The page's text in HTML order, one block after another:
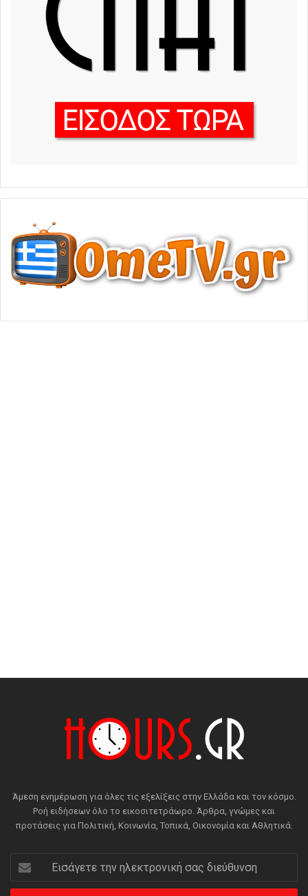
Άμεση ενημέρωση για όλες τις εξελίξεις στην Ελλάδα και τον κόσμο.
Ροή ειδήσεων όλο το εικοσιτετράωρο. Άρθρα, γνώμες και
προτάσεις για Πολιτική, Κοινωνία, Τοπικά, Οικονομία και Αθλητικά.
Εισάγετε
την
ηλεκτρονική